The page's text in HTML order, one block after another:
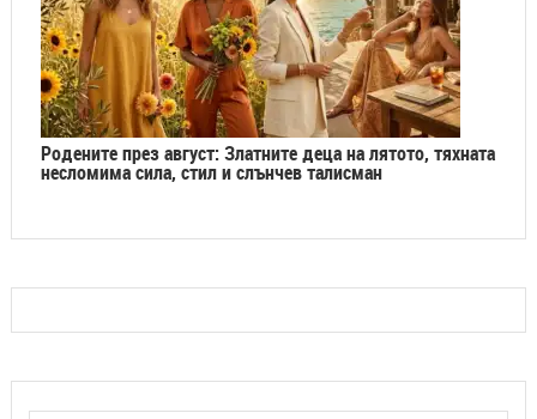
Родените през август: Златните деца на лятото, тяхната
несломима сила, стил и слънчев талисман